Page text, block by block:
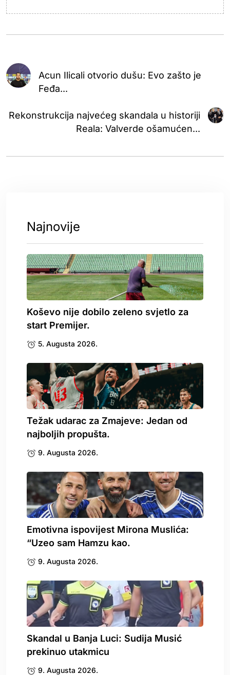
Acun Ilicali otvorio dušu: Evo zašto je
Feđa...
Rekonstrukcija najvećeg skandala u historiji
Reala: Valverde ošamućen...
Najnovije
Koševo nije dobilo zeleno svjetlo za
start Premijer.
5. Augusta 2026.
Težak udarac za Zmajeve: Jedan od
najboljih propušta.
9. Augusta 2026.
Emotivna ispovijest Mirona Muslića:
“Uzeo sam Hamzu kao.
9. Augusta 2026.
Skandal u Banja Luci: Sudija Musić
prekinuo utakmicu
9. Augusta 2026.